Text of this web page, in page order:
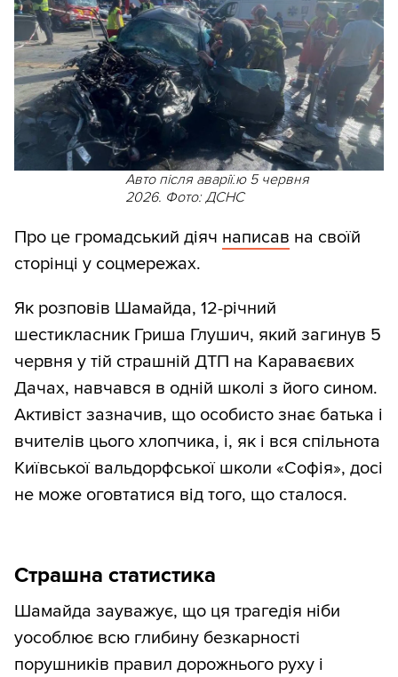
Авто після аварії.ю 5 червня
2026. Фото: ДСНС
Про це громадський діяч написав на своїй
сторінці у соцмережах.
Як розповів Шамайда, 12-річний
шестикласник Гриша Глушич, який загинув 5
червня у тій страшній ДТП на Караваєвих
Дачах, навчався в одній школі з його сином.
Активіст зазначив, що особисто знає батька і
вчителів цього хлопчика, і, як і вся спільнота
Київської вальдорфської школи «Софія», досі
не може оговтатися від того, що сталося.
Страшна статистика
Шамайда зауважує, що ця трагедія ніби
уособлює всю глибину безкарності
порушників правил дорожнього руху і